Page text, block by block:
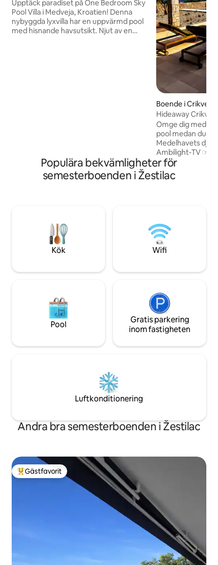
Upptäck paradiset på One Bedroom Sky
Pool Villa i Medveja, Kroatien! Denna
nybyggda lyxvilla har en uppvärmd pool
med hisnande havsutsikt. Njut av en
Boende i
Hideaway
och privat pool
Omge dig med
pool medan du
Medelhavets djupblåa. ☞ 43-
Ambilight-TV ☞ Snyggt badrum med
lyxdusch ☞
Vertu-kaffe ☞ Snabbt Wi-Fi 500 Mb/s ☞
Infinity Pool med
speciell atmosfär på
ett meddelande,
dig!
Populära bekvämligheter för
semesterboenden i Žestilac
Kök Wifi
Pool
Gratis parkering
inom fastigheten
Luftkonditionering
Andra bra semesterboenden i Žestilac
Populär gästfavorit
Gästfavorit